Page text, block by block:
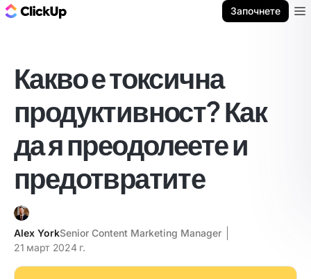
Започнете
Какво е токсична
продуктивност? Как
да я преодолеете и
предотвратите
Alex YorkSenior Content Marketing Manager
21 март 2024 г.